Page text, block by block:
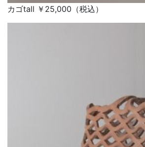
カゴtall ￥25,000（税込）